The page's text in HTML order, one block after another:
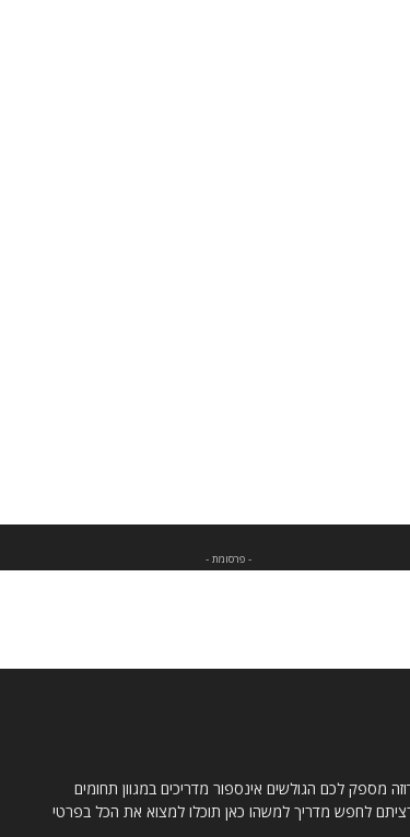
- פרסומת -
מספק לכם הגולשים אינספור מדריכים במגוון תחומים
לחפש מדריך למשהו כאן תוכלו למצוא את הכל בפרטי